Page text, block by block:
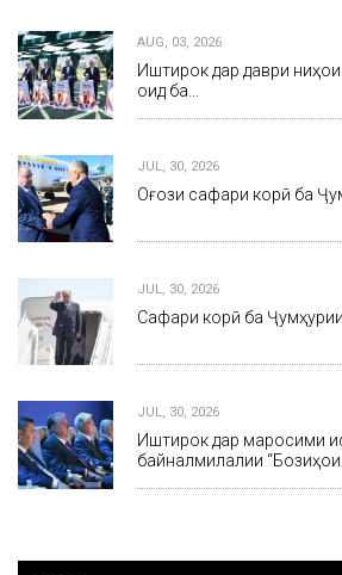
AUG, 03, 2026
Иштирок дар даври
оид ба…
JUL, 30, 2026
Оғози сафари корӣ ба
JUL, 30, 2026
Сафари корӣ ба
JUL, 30, 2026
Иштирок дар маросими
байналмилалии “Бозиҳои…